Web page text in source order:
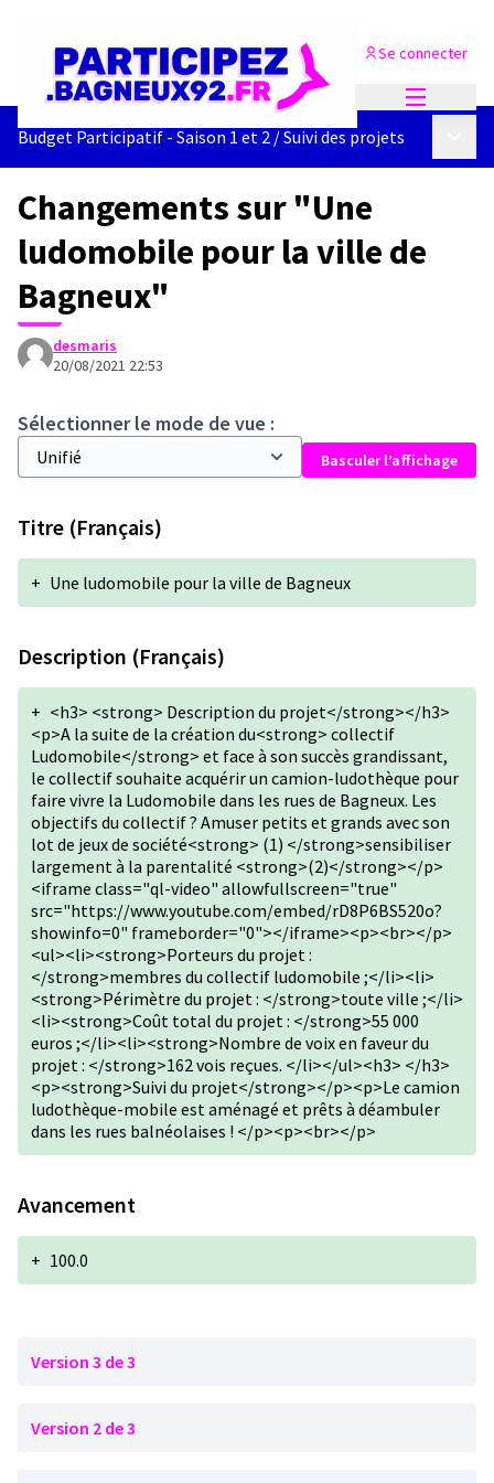
Se connecter
Budget Participatif - Saison 1 et 2 /Suivi des projets
Changements sur "Une
ludomobile pour la ville de
Bagneux"
desmaris
20/08/2021 22:53
Sélectionner le mode de vue :
Basculer l’affichage
Titre (Français)
+ Une ludomobile pour la ville de Bagneux
Description (Français)
+ <h3> <strong> Description du projet</strong></h3>
<p>A la suite de la création du<strong> collectif
Ludomobile</strong> et face à son succès grandissant,
le collectif souhaite acquérir un camion-ludothèque pour
faire vivre la Ludomobile dans les rues de Bagneux. Les
objectifs du collectif ? Amuser petits et grands avec son
lot de jeux de société<strong> (1) </strong>sensibiliser
largement à la parentalité <strong>(2)</strong></p>
<iframe class="ql-video" allowfullscreen="true"
src="https://www.youtube.com/embed/rD8P6BS520o?
showinfo=0" frameborder="0"></iframe><p><br></p>
<ul><li><strong>Porteurs du projet :
</strong>membres du collectif ludomobile ;</li><li>
<strong>Périmètre du projet : </strong>toute ville ;</li>
<li><strong>Coût total du projet : </strong>55 000
euros ;</li><li><strong>Nombre de voix en faveur du
projet : </strong>162 vois reçues. </li></ul><h3> </h3>
<p><strong>Suivi du projet</strong></p><p>Le camion
ludothèque-mobile est aménagé et prêts à déambuler
dans les rues balnéolaises ! </p><p><br></p>
Avancement
+ 100.0
Version 3 de 3
Version 2 de 3